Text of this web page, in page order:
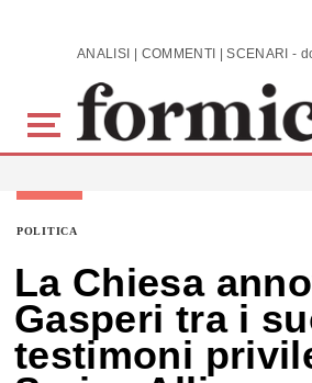
Skip to main content
POLITICA
La Chiesa
Gasperi tra i
testimoni